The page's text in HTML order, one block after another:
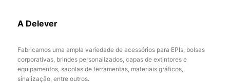
A Delever
Fabricamos uma ampla variedade de acessórios para EPIs, bolsas
corporativas, brindes personalizados, capas de extintores e
equipamentos, sacolas de ferramentas, materiais gráficos,
sinalização, entre outros.